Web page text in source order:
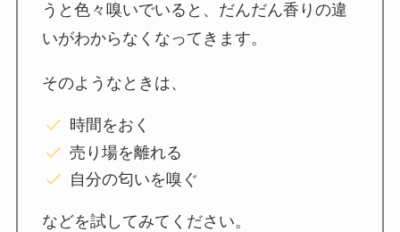
うと色々嗅いでいると、だんだん香りの違
いがわからなくなってきます。
そのようなときは、
時間をおく
売り場を離れる
自分の匂いを嗅ぐ
などを試してみてください。